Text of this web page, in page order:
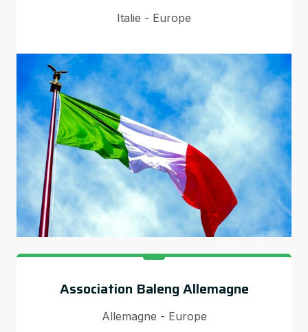
Italie - Europe
Association Baleng Allemagne
Allemagne - Europe